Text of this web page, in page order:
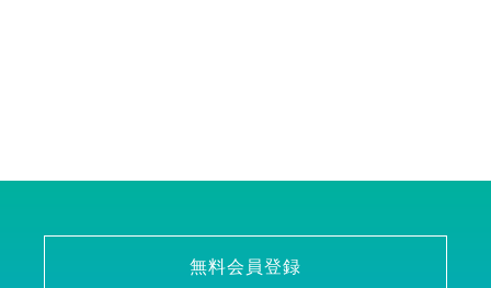
無料会員登録